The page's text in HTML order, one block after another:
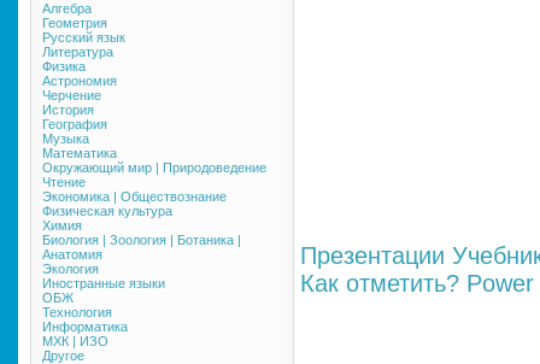
Алгебра
Геометрия
Русский язык
Литература
Физика
Астрономия
Черчение
История
География
Музыка
Математика
Окружающий мир | Природоведение
Чтение
Экономика | Обществознание
Физическая культура
Химия
Биология | Зоология | Ботаника |
Анатомия
Экология
Иностранные языки
ОБЖ
Технология
Информатика
МХК | ИЗО
Другое
Презентации
Как отметить?